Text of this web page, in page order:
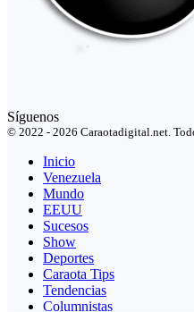
Síguenos
© 2022 - 2026 Caraotadigital.net.
Inicio
Venezuela
Mundo
EEUU
Sucesos
Show
Deportes
Caraota Tips
Tendencias
Columnistas